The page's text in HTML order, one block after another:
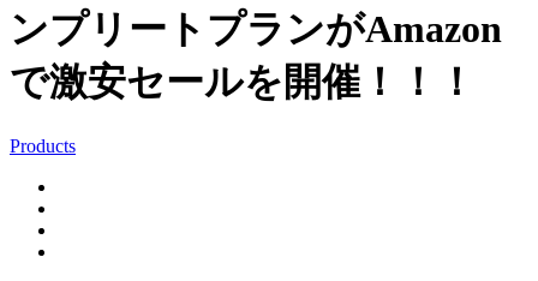
ンプリートプランがAmazon
で激安セールを開催！！！
Products